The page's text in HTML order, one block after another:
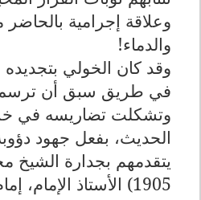
وعلاقة إجرامية
والدماء!
وقد كان الخولي بتجديده
في طريق سبق أن
وتشكلت تضاريسه في
الحديث، بفعل جهود
1905) الأستاذ الإمام،